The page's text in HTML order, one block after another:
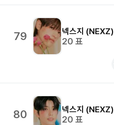
79 넥스지 (NEXZ)
20 표
80 넥스지 (NEXZ)
20 표